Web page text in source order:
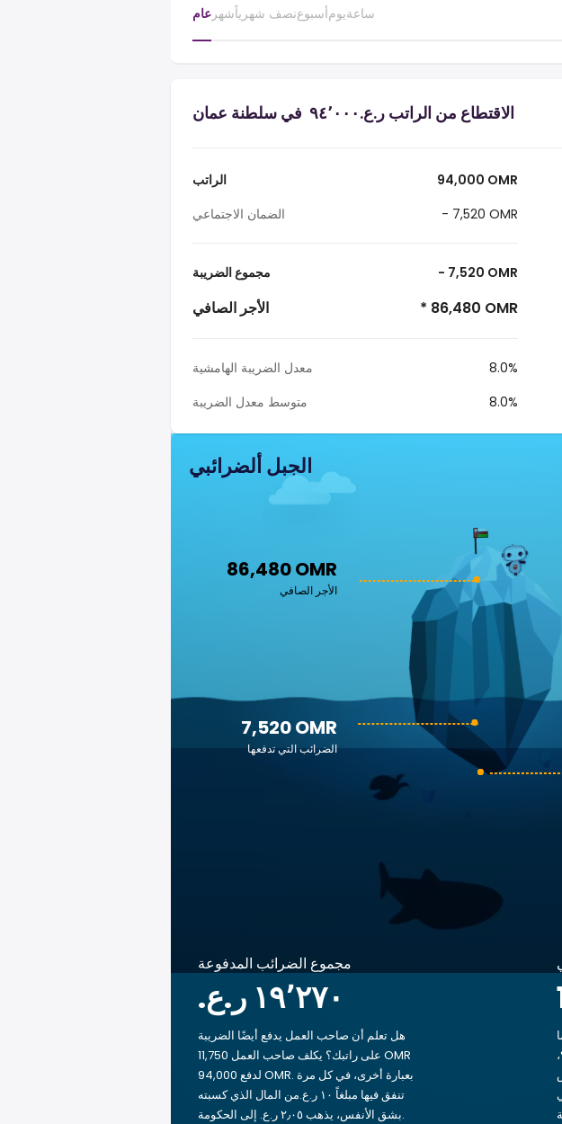
عام شهرنصف شهرياًأسبوعيومساعة
الاقتطاع من الراتب ر.ع.‏٩٤٬٠٠٠ ‏ في سلطنة عمان
الراتب
94,000 OMR
الضمان الاجتماعي
- 7,520 OMR
مجموع الضريبة - 7,520 OMR
الأجر الصافي * 86,480 OMR
معدل الضريبة الهامشية
8.0%
متوسط معدل الضريبة
8.0%
الجبل ألضرائبي
86,480 OMR
الأجر الصافي
7,520 OMR
الضرائب التي تدفعها
مجموع الضرائب المدفوعة
هل تعلم أن صاحب العمل يدفع أيضًا الضريبة
على راتبك؟ يكلف صاحب العمل 11,750 OMR
لدفع 94,000 OMR. بعبارة أخرى، في كل مرة
تنفق فيها مبلغاً ‏١٠ ر.ع.‏من المال الذي كسبته
بشق الأنفس، يذهب ‏٢٫٠٥ ر.ع.‏ إلى الحكومة.
18.2%،